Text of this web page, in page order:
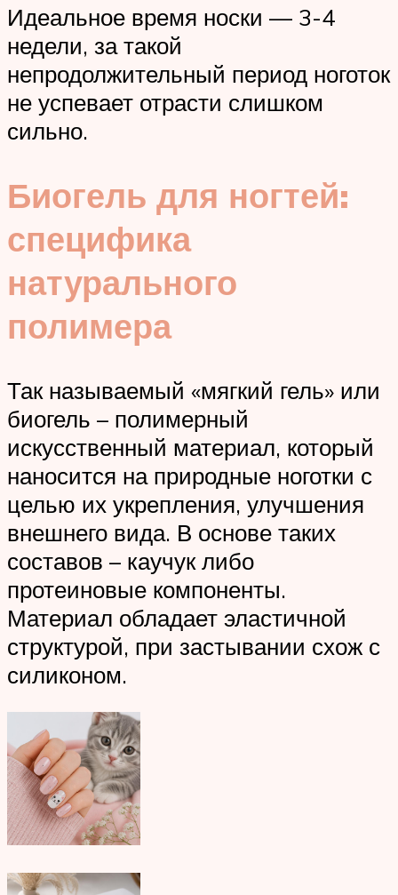
Идеальное время носки — 3-4
недели, за такой
непродолжительный период ноготок
не успевает отрасти слишком
сильно.
Биогель для ногтей:
специфика
натурального
полимера
Так называемый «мягкий гель» или
биогель – полимерный
искусственный материал, который
наносится на природные ноготки с
целью их укрепления, улучшения
внешнего вида. В основе таких
составов – каучук либо
протеиновые компоненты.
Материал обладает эластичной
структурой, при застывании схож с
силиконом.